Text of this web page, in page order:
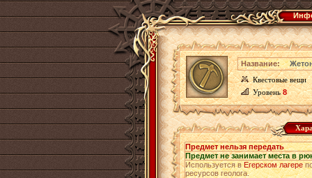
Название:
Квестовые вещи
Уровень8
Предмет нельзя передать
Предмет не занимает места в
Используется вЕгерском лагере
ресурсов геолога.